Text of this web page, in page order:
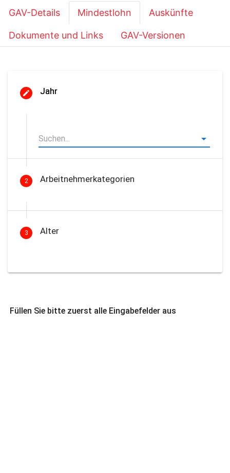
GAV-Details Mindestlohn Auskünfte
Dokumente und Links GAV-Versionen
Jahr
2 Arbeitnehmerkategorien
3 Alter
Füllen Sie bitte zuerst alle Eingabefelder aus